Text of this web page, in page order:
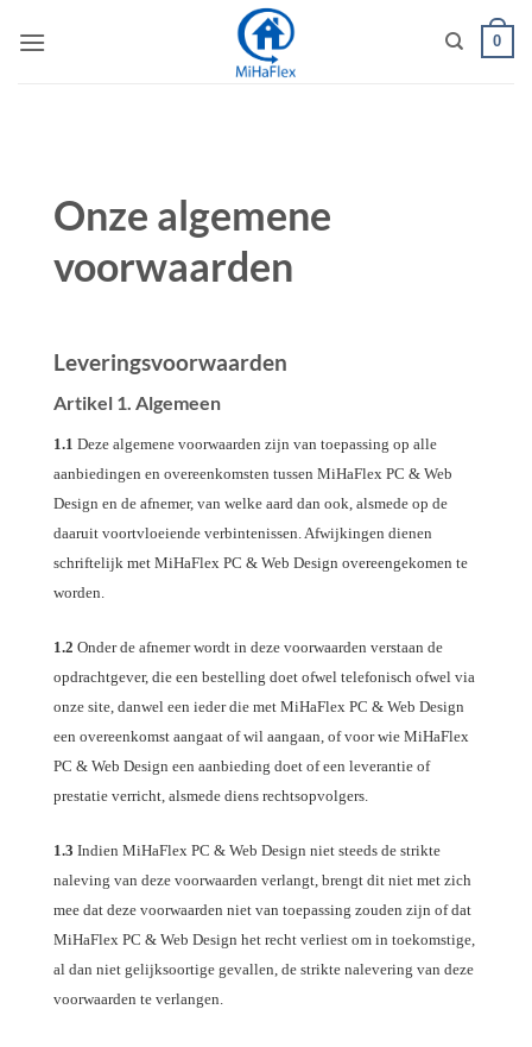
naar
0
Onze algemene
voorwaarden
Leveringsvoorwaarden
Artikel 1. Algemeen
1.1 Deze algemene voorwaarden zijn van toepassing op alle
aanbiedingen en overeenkomsten tussen MiHaFlex PC & Web
Design en de afnemer, van welke aard dan ook, alsmede op de
daaruit voortvloeiende verbintenissen. Afwijkingen dienen
schriftelijk met MiHaFlex PC & Web Design overeengekomen te
worden.
1.2 Onder de afnemer wordt in deze voorwaarden verstaan de
opdrachtgever, die een bestelling doet ofwel telefonisch ofwel via
onze site, danwel een ieder die met MiHaFlex PC & Web Design
een overeenkomst aangaat of wil aangaan, of voor wie MiHaFlex
PC & Web Design een aanbieding doet of een leverantie of
prestatie verricht, alsmede diens rechtsopvolgers.
1.3 Indien MiHaFlex PC & Web Design niet steeds de strikte
naleving van deze voorwaarden verlangt, brengt dit niet met zich
mee dat deze voorwaarden niet van toepassing zouden zijn of dat
MiHaFlex PC & Web Design het recht verliest om in toekomstige,
al dan niet gelijksoortige gevallen, de strikte nalevering van deze
voorwaarden te verlangen.